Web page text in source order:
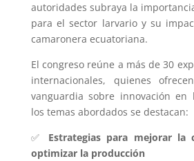
autoridades subraya la
para el sector larvario y su
camaronera ecuatoriana.
El congreso reúne a más de 30
internacionales, quienes
vanguardia sobre innovación en
los temas abordados se destacan:
✅ Estrategias para mejorar la
optimizar la producción